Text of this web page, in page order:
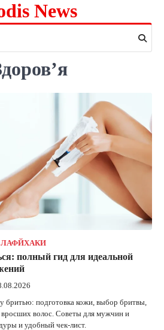
News
ЛАФЙХАКИ
полный гид для идеальной
бритью: подготовка кожи, выбор бритвы,
вросших волос. Советы для мужчин и
и удобный чек-лист.